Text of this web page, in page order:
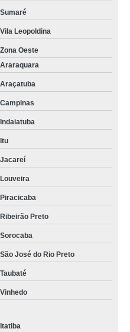
Sumaré
Vila Leopoldina
Zona Oeste
Araraquara
Araçatuba
Campinas
Indaiatuba
Itu
Jacareí
Louveira
Piracicaba
Ribeirão Preto
Sorocaba
São José do Rio Preto
Taubaté
Vinhedo
Itatiba